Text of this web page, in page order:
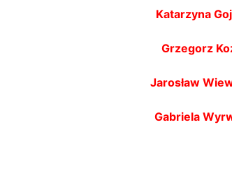
Katarzyna
Grzegorz
Jarosław
Gabriela